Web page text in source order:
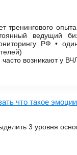
тренингового
ведущий
РФ •
возникают у
что такое
3 уровня